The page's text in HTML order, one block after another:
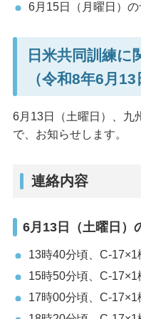
6月15日（月曜日）
日米共同訓練に
（令和8年6月13
6月13日（土曜日）、九
で、お知らせします。
連絡内容
6月13日（土曜日）
13時40分頃、C-17×1
15時50分頃、C-17×1
17時00分頃、C-17×1